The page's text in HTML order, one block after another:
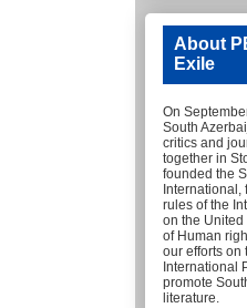
About
Exile
On
South
critics and
together in
founded the
International,
rules of the
on the
of Human
our efforts on
International
promote
literature.